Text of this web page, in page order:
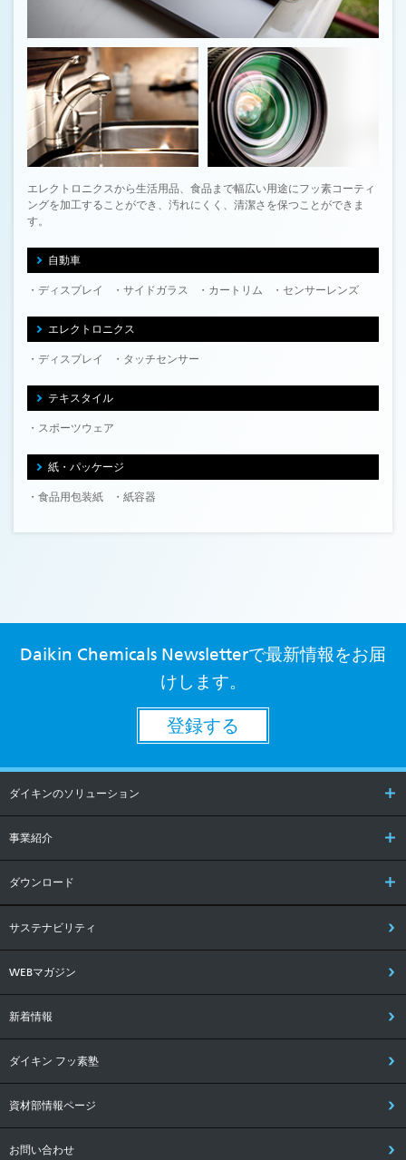
エレクトロニクスから生活用品、食品まで幅広い用途にフッ素コーティ
ングを加工することができ、汚れにくく、清潔さを保つことができま
す。
自動車
ディスプレイ サイドガラス カートリム センサーレンズ
エレクトロニクス
ディスプレイ タッチセンサー
テキスタイル
スポーツウェア
紙・パッケージ
食品用包装紙 紙容器
Daikin Chemicals Newsletterで最新情報をお届
けします。
登録する
ダイキンのソリューション
事業紹介
ダウンロード
サステナビリティ
WEBマガジン
新着情報
ダイキン フッ素塾
資材部情報ページ
お問い合わせ